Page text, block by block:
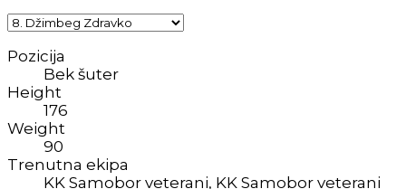
Pozicija
Bek šuter
Height
176
Weight
90
Trenutna ekipa
KK Samobor veterani, KK Samobor veterani